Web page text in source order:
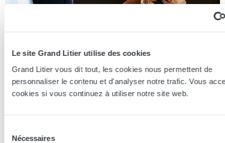
Le site Grand Litier utilise des cookies
Grand Litier vous dit tout, les cookies nous permettent de
personnaliser le contenu et d'analyser notre trafic. Vous
cookies si vous continuez à utiliser notre site web.
Nécessaires
Essayer en magasin
en lieux de vente afin de vous guider au mieux vers la
sommeil...